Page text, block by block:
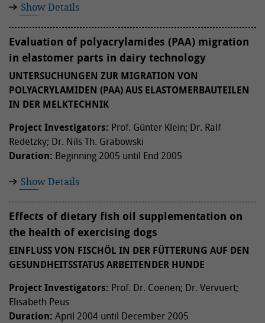
Show Details
Evaluation of polyacrylamides (PAA) migration
in elastomer parts in dairy technology
UNTERSUCHUNGEN ZUR MIGRATION VON
POLYACRYLAMIDEN (PAA) AUS ELASTOMERBAUTEILEN
IN DER MELKTECHNIK
Project Investigators: Prof. Günter Klein; Dr. Ralf
Redetzky; Dr. Nils Th. Grabowski
Duration: Beginning 2005 until End 2005
Show Details
Effects of dietary fish oil supplementation on
the health of exercising dogs
EINFLUSS VON FISCHÖL IN DER FÜTTERUNG AUF DEN
GESUNDHEITSSTATUS ARBEITENDER HUNDE
Project Investigators: Prof. Dr. Coenen; Dr. Vervuert;
Elisabeth Peus
Duration: April 2004 until December 2005